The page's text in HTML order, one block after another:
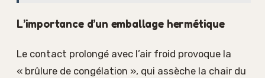
L’importance d’un emballage hermétique
Le contact prolongé avec l’air froid provoque la
« brûlure de congélation », qui assèche la chair du